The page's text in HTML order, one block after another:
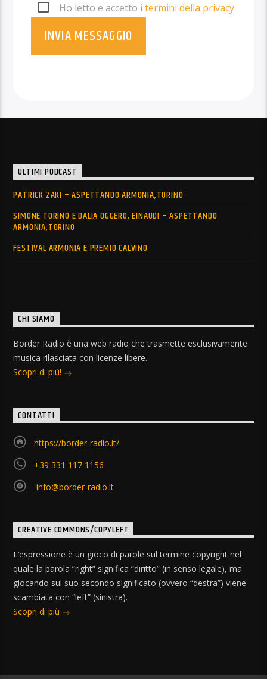
Ho letto e accetto itermini della privacy.
INVIA MESSAGGIO
ULTIMI PODCAST
PATRICK ZAKI – ASPETTANDO ARMONIA,TORINO
SIMONE TORINO E DALIA OGGERO, EINAUDI – ASPETTANDO
ARMONIA,TORINO
FESTIVAL ARMONIA E PREMIO CALVINO
CHI SIAMO
Border Radio è una web radio che trasmette esclusivamente
musica rilasciata con licenze libere.
Scopri di più!
CONTATTI
https://border-radio.it/
+39 331 117 1156
info@border-radio.it
CREATIVE COMMONS/COPYLEFT
L’espressione è un gioco di parole sul termine copyright nel
quale la parola “right” significa “diritto” (in senso legale), ma
giocando sul suo secondo significato (ovvero “destra”) viene
scambiata con “left” (sinistra).
Scopri di più